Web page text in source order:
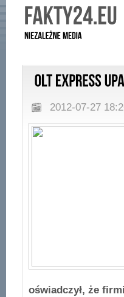
2012-07-27
oświadczył, że